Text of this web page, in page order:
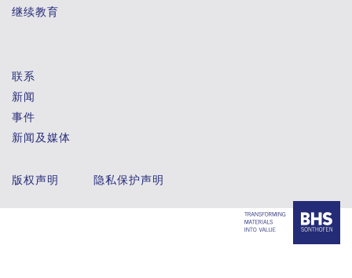
继续教育
联系
新闻
事件
新闻及媒体
版权声明 隐私保护声明